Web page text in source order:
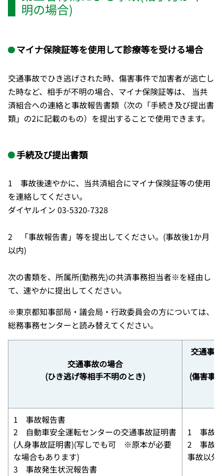
明の場合)
マイナ保険証等を使用して診療等を受ける場合
交通事故でひき逃げされた時、傷害事件で加害者が逃亡し
た時など、相手が不明の場合、マイナ保険証等は、 当共
済組合への連絡と事故報告書類（次の「手続き及び提出書
類」の2に記載のもの）を提出することで使用できます。
手続及び提出書類
1 事故後速やかに、当共済組合にマイナ保険証等の使用
を連絡してください。
ダイヤルイン 03-5320-7328
2 「事故報告書」等を提出してください。(事故後1か月
以内)
次の書類を、所属所(勤務先)の共済事務担当者※を経由し
て、速やかに提出してください。
※東京都知事部局・議会局・行政委員会の方については、
総務事務センターと読み替えてください。
交通事故の場合
(ひき逃げ等相手不明のとき)
交通事
(傷害事
1 事故報告書
2 自動車安全運転センターの交通事故証明書
(人身事故証明書)(写しでも可 ※原本が必要
な場合もあります)
3 事故発生状況報告書
1 事故
2 事故
事故以外